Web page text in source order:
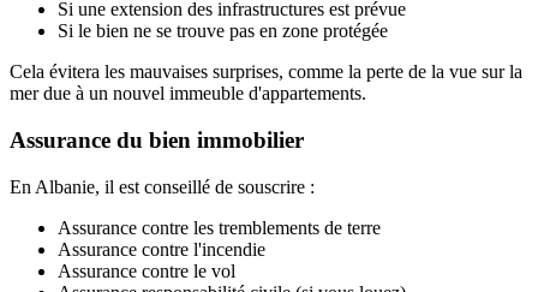
Si une extension des infrastructures est prévue
Si le bien ne se trouve pas en zone protégée
Cela évitera les mauvaises surprises, comme la perte de la vue sur la
mer due à un nouvel immeuble d'appartements.
Assurance du bien immobilier
En Albanie, il est conseillé de souscrire :
Assurance contre les tremblements de terre
Assurance contre l'incendie
Assurance contre le vol